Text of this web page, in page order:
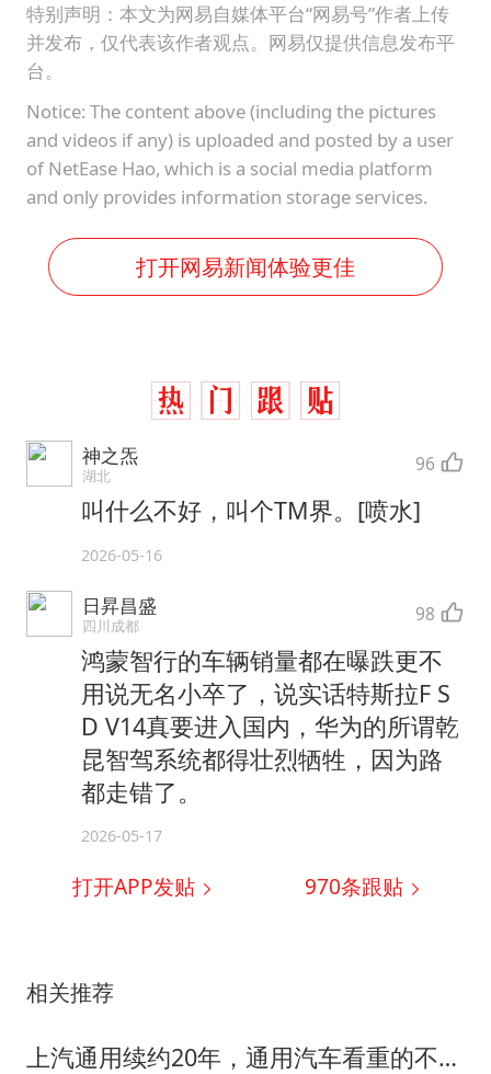
特别声明：本文为网易自媒体平台“网易号”作者上传
并发布，仅代表该作者观点。网易仅提供信息发布平
台。
Notice: The content above (including the pictures
and videos if any) is uploaded and posted by a user
of NetEase Hao, which is a social media platform
and only provides information storage services.
打开网易新闻体验更佳
神之炁
湖北 96
叫什么不好，叫个TM界。[喷水]
2026-05-16
日昇昌盛
四川成都 98
鸿蒙智行的车辆销量都在曝跌更不
用说无名小卒了，说实话特斯拉F S
D V14真要进入国内，华为的所谓乾
昆智驾系统都得壮烈牺牲，因为路
都走错了。
2026-05-17
打开APP发贴 970条跟贴
相关推荐
上汽通用续约20年，通用汽车看重的不是销量